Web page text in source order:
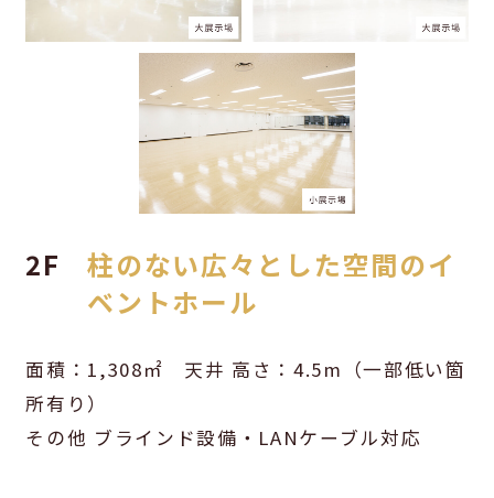
2F
柱のない広々とした空間のイ
ベントホール
面積：1,308㎡ 天井 高さ：4.5m（一部低い箇
所有り）
その他 ブラインド設備・LANケーブル対応